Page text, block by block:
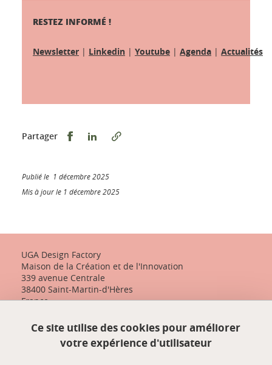
RESTEZ INFORMÉ !
Newsletter | Linkedin | Youtube | Agenda | Actualités
Partager Partager sur Facebook
Partager sur LinkedIn
Publié le 1 décembre 2025
Mis à jour le 1 décembre 2025
UGA Design Factory
Maison de la Création et de l'Innovation
339 avenue Centrale
38400 Saint-Martin-d'Hères
France
+33 (0)4 57 04 10 55
designfactory-contact@univ-grenoble-alpes.fr
Ce site utilise des cookies pour améliorer
votre expérience d'utilisateur